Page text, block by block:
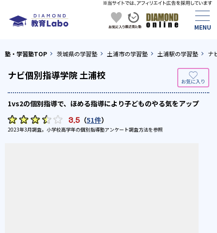
塾・学習塾TOP 茨城県の学習塾 土浦市の学習塾 土浦駅の学習塾 ナ
ナビ個別指導学院 土浦校
1vs2の個別指導で、ほめる指導により子どものやる気をアップ
3.5 （51件）
2023年3月調査。 小学校高学年の個別指導塾アンケート調査方法を参照